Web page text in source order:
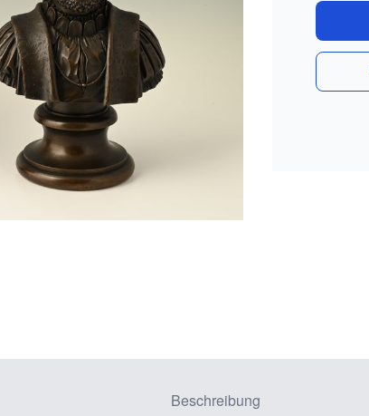
Beschreibung